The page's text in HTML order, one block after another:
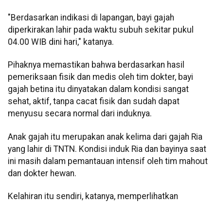
"Berdasarkan indikasi di lapangan, bayi gajah
diperkirakan lahir pada waktu subuh sekitar pukul
04.00 WIB dini hari," katanya.
Pihaknya memastikan bahwa berdasarkan hasil
pemeriksaan fisik dan medis oleh tim dokter, bayi
gajah betina itu dinyatakan dalam kondisi sangat
sehat, aktif, tanpa cacat fisik dan sudah dapat
menyusu secara normal dari induknya.
Anak gajah itu merupakan anak kelima dari gajah Ria
yang lahir di TNTN. Kondisi induk Ria dan bayinya saat
ini masih dalam pemantauan intensif oleh tim mahout
dan dokter hewan.
Kelahiran itu sendiri, katanya, memperlihatkan